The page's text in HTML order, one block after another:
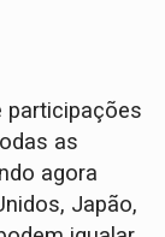
participações
as
agora
Japão,